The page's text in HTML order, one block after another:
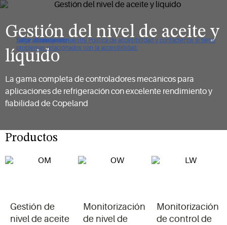
Haga clic para ver nuestra Política de accesibilidad y contáctenos si tiene
problemas relacionados con la accesibilidad.
Saltar a navegación
Saltar al contenido
Saltar a buscar
Gestión del nivel de aceite y
líquido
La gama completa de controladores mecánicos para
aplicaciones de refrigeración con excelente rendimiento y
fiabilidad de Copeland
Productos
Gestión de
nivel de aceite
Monitorización
de nivel de
Monitorización
de control de